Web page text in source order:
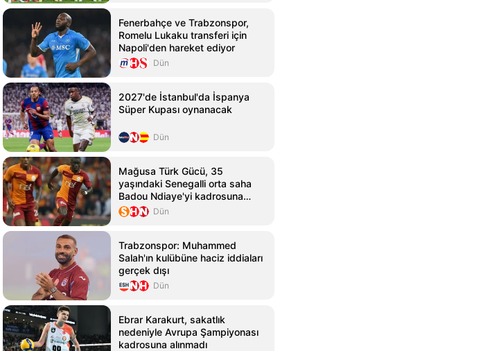
Fenerbahçe ve Trabzonspor,
Romelu Lukaku transferi için
Napoli'den hareket ediyor
Dün
2027'de İstanbul'da İspanya
Süper Kupası oynanacak
Dün
Mağusa Türk Gücü, 35
yaşındaki Senegalli orta saha
Badou Ndiaye'yi kadrosuna
kattı
Dün
Trabzonspor: Muhammed
Salah'ın kulübüne haciz iddiaları
gerçek dışı
Dün
Ebrar Karakurt, sakatlık
nedeniyle Avrupa Şampiyonası
kadrosuna alınmadı